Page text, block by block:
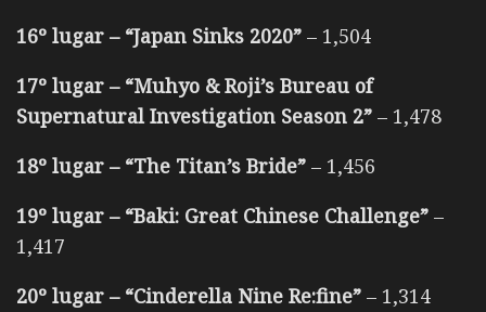
16º lugar – “Japan Sinks 2020” – 1,504
17º lugar – “Muhyo & Roji’s Bureau of
Supernatural Investigation Season 2” – 1,478
18º lugar – “The Titan’s Bride” – 1,456
19º lugar – “Baki: Great Chinese Challenge” –
1,417
20º lugar – “Cinderella Nine Re:fine” – 1,314